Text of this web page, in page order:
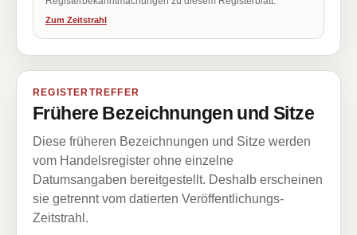
Zum Zeitstrahl
REGISTERTREFFER
Frühere Bezeichnungen und Sitze
Diese früheren Bezeichnungen und Sitze werden
vom Handelsregister ohne einzelne
Datumsangaben bereitgestellt. Deshalb erscheinen
sie getrennt vom datierten Veröffentlichungs-
Zeitstrahl.